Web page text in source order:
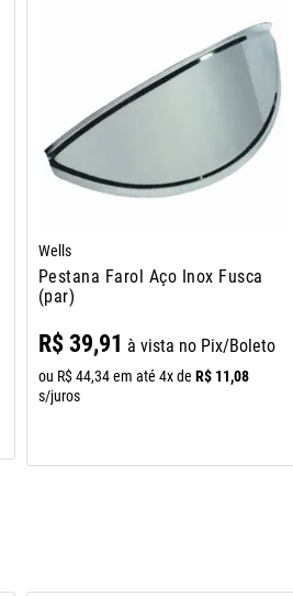
Wells
Pestana Farol Aço Inox Fusca
(par)
R$ 39,91 à vista no Pix/Boleto
ou R$ 44,34 em até 4x de R$ 11,08
s/juros